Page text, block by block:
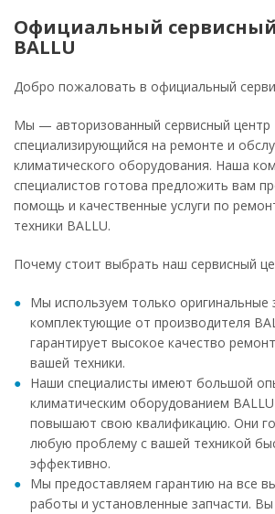
Официальный
BALLU
Добро пожаловать в официальный
Мы — авторизованный сервисный центр
специализирующийся на ремонте и
климатического оборудования. Наша
специалистов готова предложить вам
помощь и качественные услуги по
техники BALLU.
Почему стоит выбрать наш сервисный
Мы используем только оригинальные
комплектующие от производителя
гарантирует высокое качество
вашей техники.
Наши специалисты имеют большой
климатическим оборудованием
повышают свою квалификацию. Они
любую проблему с вашей техникой
эффективно.
Мы предоставляем гарантию на все
работы и установленные запчасти.